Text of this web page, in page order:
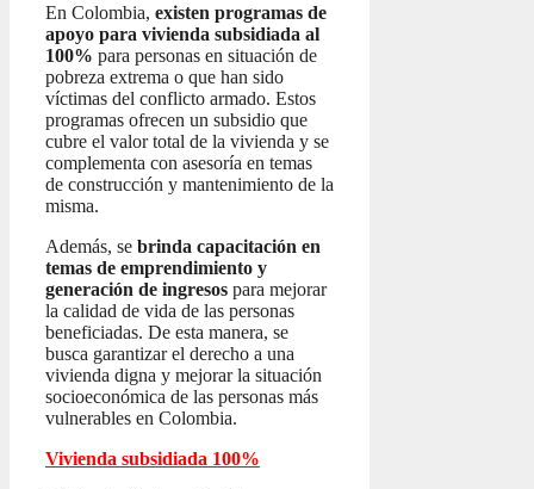
En Colombia, existen programas de
apoyo para vivienda subsidiada al
100% para personas en situación de
pobreza extrema o que han sido
víctimas del conflicto armado. Estos
programas ofrecen un subsidio que
cubre el valor total de la vivienda y se
complementa con asesoría en temas
de construcción y mantenimiento de la
misma.
Además, se brinda capacitación en
temas de emprendimiento y
generación de ingresos para mejorar
la calidad de vida de las personas
beneficiadas. De esta manera, se
busca garantizar el derecho a una
vivienda digna y mejorar la situación
socioeconómica de las personas más
vulnerables en Colombia.
Vivienda subsidiada 100%